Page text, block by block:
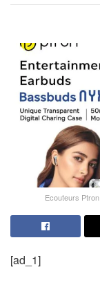
Ecouteurs
[ad_1]